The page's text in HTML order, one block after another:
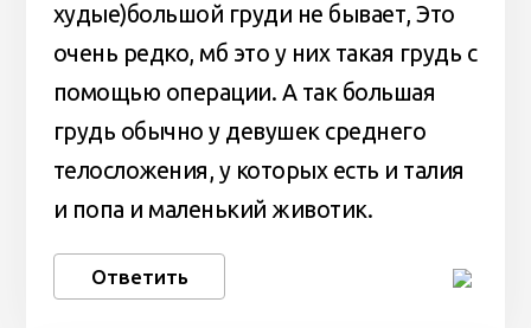
худые)большой груди не бывает, Это
очень редко, мб это у них такая грудь с
помощью операции. А так большая
грудь обычно у девушек среднего
телосложения, у которых есть и талия
и попа и маленький животик.
Ответить